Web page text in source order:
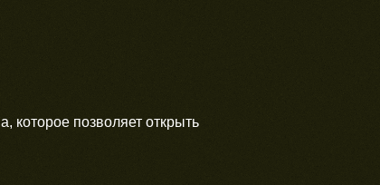
которое позволяет открыть